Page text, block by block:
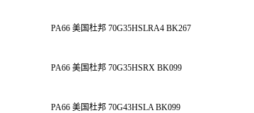
PA66 美国杜邦 70G35HSLRA4 BK267
PA66 美国杜邦 70G35HSRX BK099
PA66 美国杜邦 70G43HSLA BK099